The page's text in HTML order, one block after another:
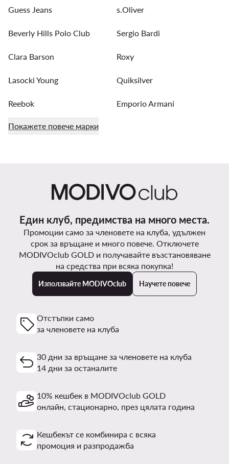
Guess Jeans s.Oliver
Beverly Hills Polo Club Sergio Bardi
Clara Barson Roxy
Lasocki Young Quiksilver
Reebok Emporio Armani
Покажете повече марки
Един клуб, предимства на много места.
Промоции само за членовете на клуба, удължен
срок за връщане и много повече. Отключете
MODIVOclub GOLD и получавайте възстановяване
на средства при всяка покупка!
Използвайте MODIVOclub Научете повече
Отстъпки само
за членовете на клуба
30 дни за връщане за членовете на клуба
14 дни за останалите
10% кешбек в MODIVOclub GOLD
онлайн, стационарно, през цялата година
Кешбекът се комбинира с всяка
промоция и разпродажба